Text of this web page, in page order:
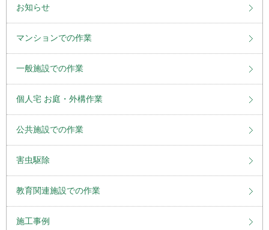
お知らせ
マンションでの作業
一般施設での作業
個人宅 お庭・外構作業
公共施設での作業
害虫駆除
教育関連施設での作業
施工事例